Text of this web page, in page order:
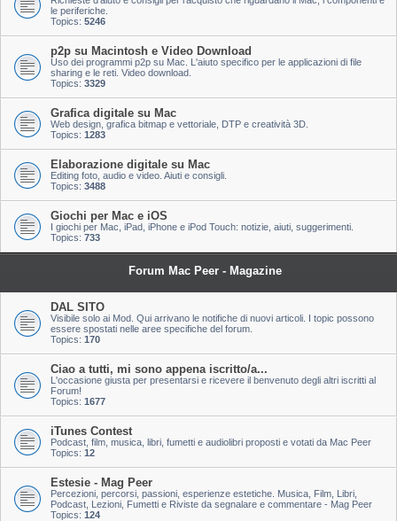
le periferiche.
Topics: 5246
p2p su Macintosh e Video Download
Uso dei programmi p2p su Mac. L'aiuto specifico per le applicazioni di file
sharing e le reti. Video download.
Topics: 3329
Grafica digitale su Mac
Web design, grafica bitmap e vettoriale, DTP e creatività 3D.
Topics: 1283
Elaborazione digitale su Mac
Editing foto, audio e video. Aiuti e consigli.
Topics: 3488
Giochi per Mac e iOS
I giochi per Mac, iPad, iPhone e iPod Touch: notizie, aiuti, suggerimenti.
Topics: 733
Forum Mac Peer - Magazine
DAL SITO
Visibile solo ai Mod. Qui arrivano le notifiche di nuovi articoli. I topic possono
essere spostati nelle aree specifiche del forum.
Topics: 170
Ciao a tutti, mi sono appena iscritto/a...
L'occasione giusta per presentarsi e ricevere il benvenuto degli altri iscritti al
Forum!
Topics: 1677
iTunes Contest
Podcast, film, musica, libri, fumetti e audiolibri proposti e votati da Mac Peer
Topics: 12
Estesie - Mag Peer
Percezioni, percorsi, passioni, esperienze estetiche. Musica, Film, Libri,
Podcast, Lezioni, Fumetti e Riviste da segnalare e commentare - Mag Peer
Topics: 124